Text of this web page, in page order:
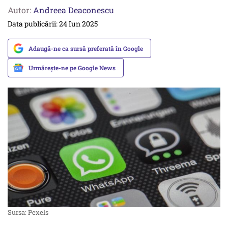
Autor: Andreea Deaconescu
Data publicării: 24 Iun 2025
Adaugă-ne ca sursă preferată în Google
Urmărește-ne pe Google News
Sursa: Pexels